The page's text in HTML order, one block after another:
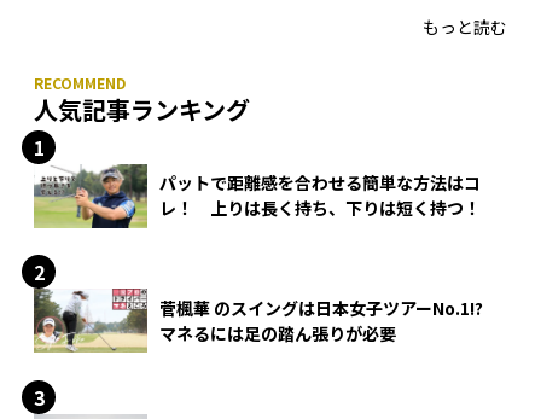
もっと読む
人気記事ランキング
パットで距離感を合わせる簡単な方法はコ
レ！ 上りは長く持ち、下りは短く持つ！
菅楓華 のスイングは日本女子ツアーNo.1!?
マネるには足の踏ん張りが必要